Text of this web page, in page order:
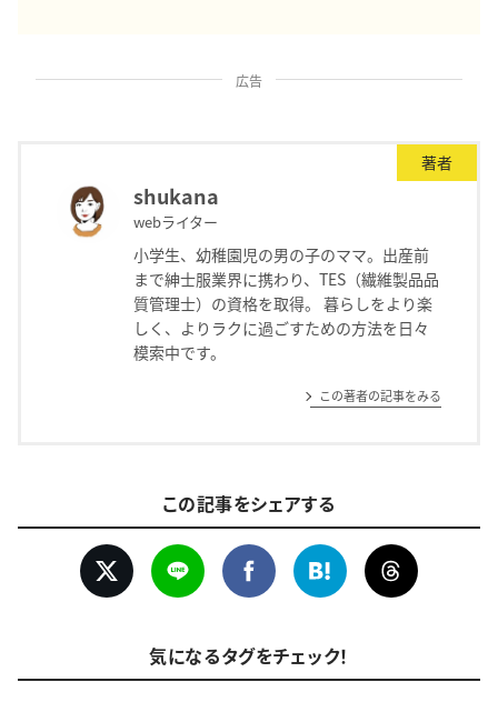
広告
著者
shukana
webライター
小学生、幼稚園児の男の子のママ。出産前
まで紳士服業界に携わり、TES（繊維製品品
質管理士）の資格を取得。 暮らしをより楽
しく、よりラクに過ごすための方法を日々
模索中です。
この著者の記事をみる
この記事をシェアする
気になるタグをチェック！